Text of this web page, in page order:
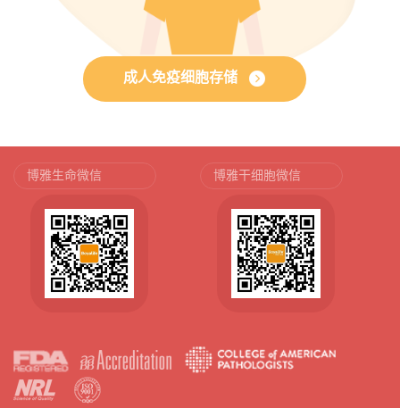
成人免疫细胞存储
博雅生命微信 博雅干细胞微信